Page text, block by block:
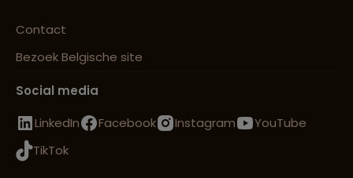
Contact
Bezoek Belgische site
Social media
LinkedIn
Facebook Instagram
YouTube
TikTok